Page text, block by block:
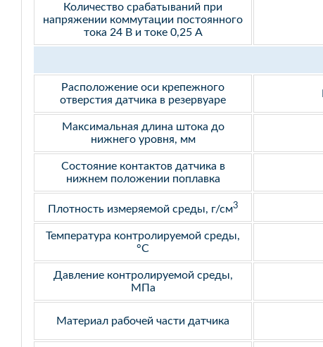
Количество срабатываний при
напряжении коммутации постоянного
тока 24 В и токе 0,25 А
Расположение оси крепежного
отверстия датчика в резервуаре
Максимальная длина штока до
нижнего уровня, мм
Состояние контактов датчика в
нижнем положении поплавка
Плотность измеряемой среды, г/см3
Температура контролируемой среды,
°С
Давление контролируемой среды,
МПа
Материал рабочей части датчика